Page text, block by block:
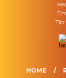
HOME